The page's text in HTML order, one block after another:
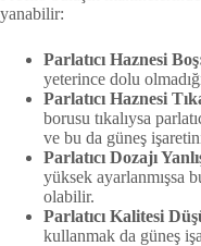
yanabilir:
Parlatıcı Haznesi
yeterince dolu
Parlatıcı Haznesi
borusu tıkalıysa
ve bu da güneş
Parlatıcı Dozajı
yüksek ayarlanmışsa
olabilir.
Parlatıcı Kalitesi
kullanmak da güneş